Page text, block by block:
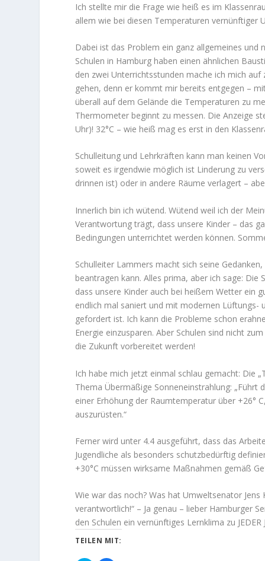
Ich stellte mir die Frage wie heiß es im
allem wie bei diesen Temperaturen vernünftiger
Dabei ist das Problem ein ganz allgemeines und
Schulen in Hamburg haben einen ähnlichen
den zwei Unterrichtsstunden mache ich mich
gehen, denn er kommt mir bereits entgegen –
überall auf dem Gelände die Temperaturen zu
Thermometer beginnt zu messen. Die Anzeige
Uhr)! 32°C – wie heiß mag es erst in den
Schulleitung und Lehrkräften kann man keinen
soweit es irgendwie möglich ist Linderung zu
drinnen ist) oder in andere Räume verlagert –
Innerlich bin ich wütend. Wütend weil ich der
Verantwortung trägt, dass unsere Kinder – das
Bedingungen unterrichtet werden können.
Schulleiter Lammers macht sich seine
beantragen kann. Alles prima, aber ich sage:
dass unsere Kinder auch bei heißem Wetter ein
endlich mal saniert und mit modernen Lüftungs-
gefordert ist. Ich kann die Probleme schon
Energie einzusparen. Aber Schulen sind nicht
die Zukunft vorbereitet werden!
Ich habe mich jetzt einmal schlau gemacht: Die
Thema Übermäßige Sonneneinstrahlung: „Führt
einer Erhöhung der Raumtemperatur über +26°
auszurüsten.“
Ferner wird unter 4.4 ausgeführt, dass das
Jugendliche als besonders schutzbedürftig
+30°C müssen wirksame Maßnahmen gemäß
Wie war das noch? Was hat Umweltsenator
verantwortlich!“ – Ja genau – lieber Hamburger
den Schulen ein vernünftiges Lernklima zu
TEILEN MIT: